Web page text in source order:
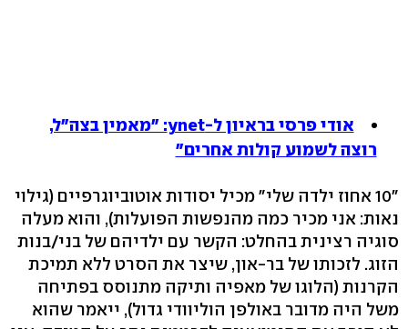
אודי פרסי בראיון ל-ynet: "מאמין בצה"ל,
רוצה לשמוע קולות אחרים"
"10 אחוז ילדה שלי" מכיל יסודות אוטוביוגרפיים (גילוי
נאות: אני מכיר כמה מהנפשות הפועלות), והוא מעלה
סוגיה רצינית בהחלט: הקשר עם ילדיהם של בני/בנות
הזוג. לזכותו של בר-און, שיצר את הסרט ללא תמיכת
הקרנות (הלוגו של מאפיה ותיקה מתנוסס בפתיחה
משל היה מדובר באולפן הוליוודי גדול), ייאמר שהוא